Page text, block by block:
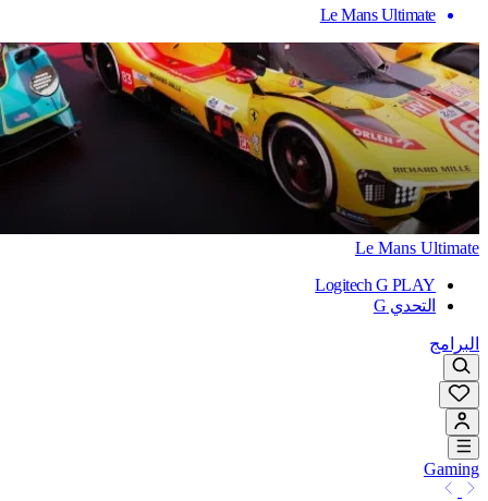
Le Mans Ultimate
Le Mans Ultimate
Logitech G PLAY
التحدي G
البرامج
Gaming